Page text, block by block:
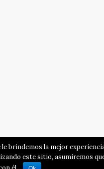
brindemos la mejor
este sitio, asumiremos